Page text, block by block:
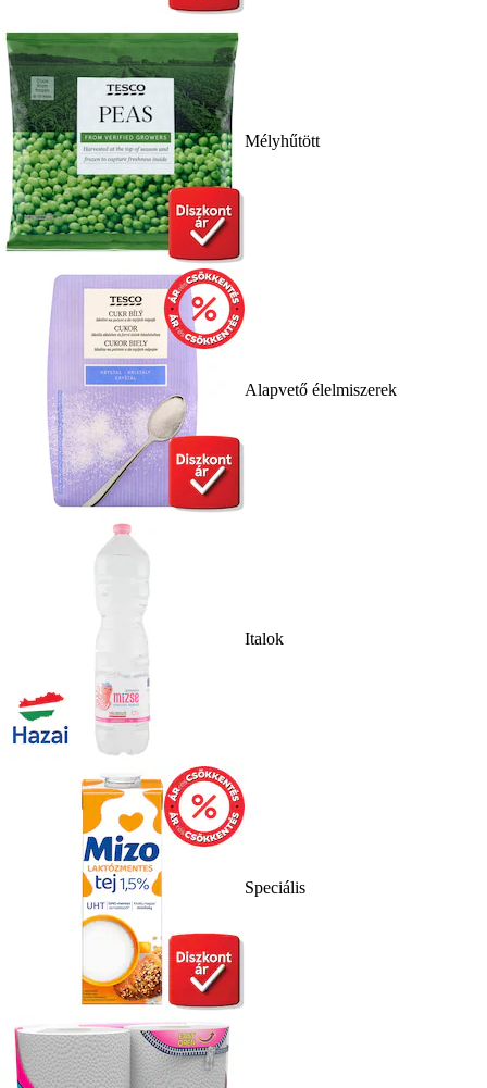
Mélyhűtött
Alapvető élelmiszerek
Italok
Speciális